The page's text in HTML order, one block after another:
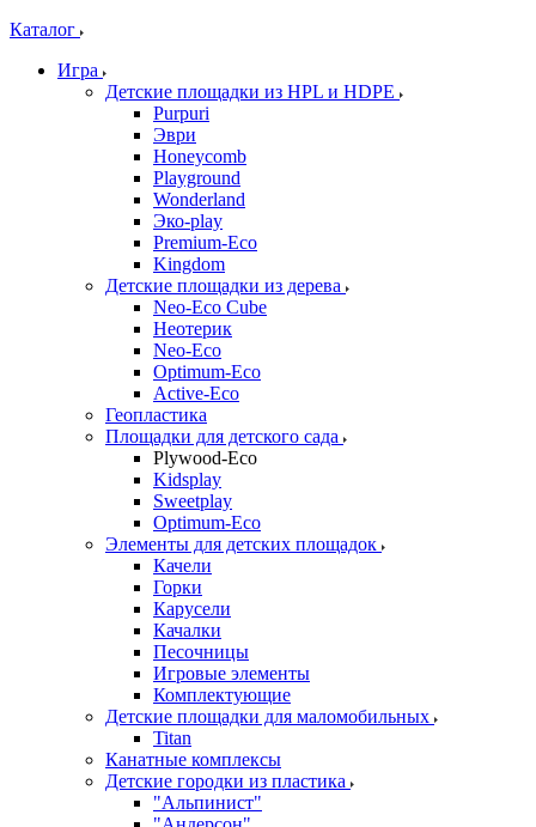
Каталог
Игра
Детские площадки из HPL и HDPE
Purpuri
Эври
Honeycomb
Playground
Wonderland
Эко-play
Premium-Eco
Kingdom
Детские площадки из дерева
Neo-Eco Cube
Неотерик
Neo-Eco
Оptimum-Еco
Active-Eco
Геопластика
Площадки для детского сада
Plywood-Eco
Kidsplay
Sweetplay
Оptimum-Еco
Элементы для детских площадок
Качели
Горки
Карусели
Качалки
Песочницы
Игровые элементы
Комплектующие
Детские площадки для маломобильных
Titan
Канатные комплексы
Детские городки из пластика
"Альпинист"